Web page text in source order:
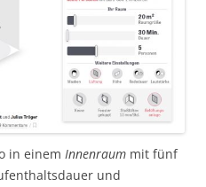
in einem Innenraum mit fünf
und